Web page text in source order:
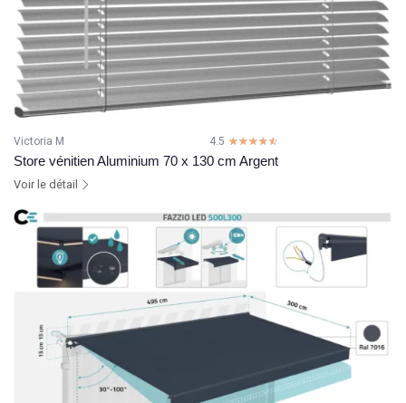
Victoria M 4.5 ☆☆☆☆☆
★★★★★
Store vénitien Aluminium 70 x 130 cm Argent
Voir le détail